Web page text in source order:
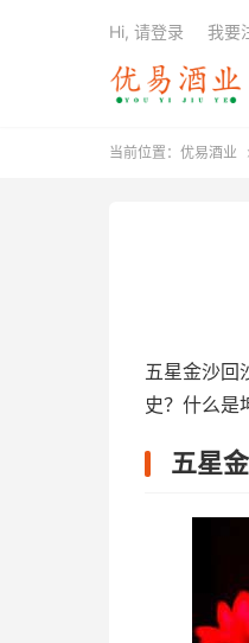
Hi, 请登录 我要
当前位置： 优易酒业
五星金沙回
史？什么是
五星